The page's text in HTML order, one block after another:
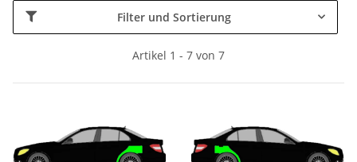
Filter und Sortierung
Artikel 1 - 7 von 7